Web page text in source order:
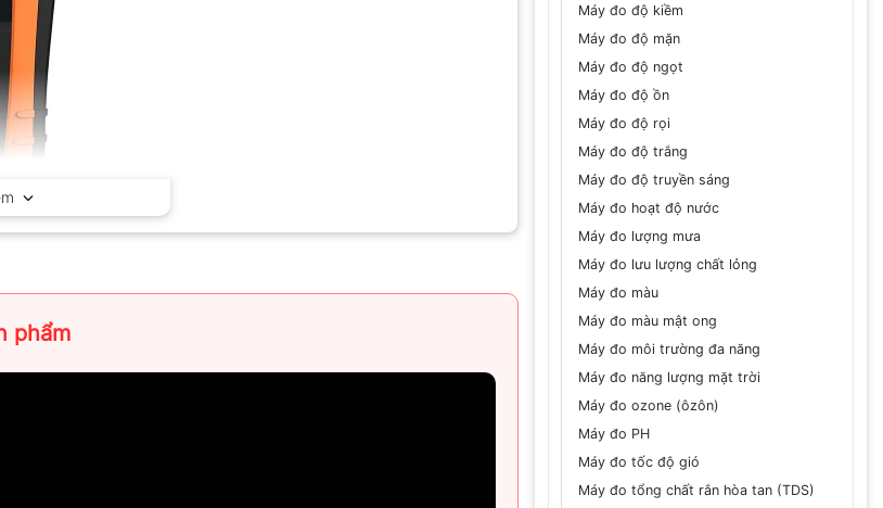
Máy đo độ kiềm
Máy đo độ mặn
Máy đo độ ngọt
Máy đo độ ồn
Máy đo độ rọi
Máy đo độ trắng
Máy đo độ truyền sáng
Máy đo hoạt độ nước
Máy đo lượng mưa
Máy đo lưu lượng chất lỏng
Máy đo màu
Máy đo màu mật ong
Máy đo môi trường đa năng
Máy đo năng lượng mặt trời
Máy đo ozone (ôzôn)
Máy đo PH
Máy đo tốc độ gió
Máy đo tổng chất rắn hòa tan (TDS)
LKC-1000S+ 2nd
tiêu được thiết kế nhằm theo dõi và phân tích mức độ ô
phẩm